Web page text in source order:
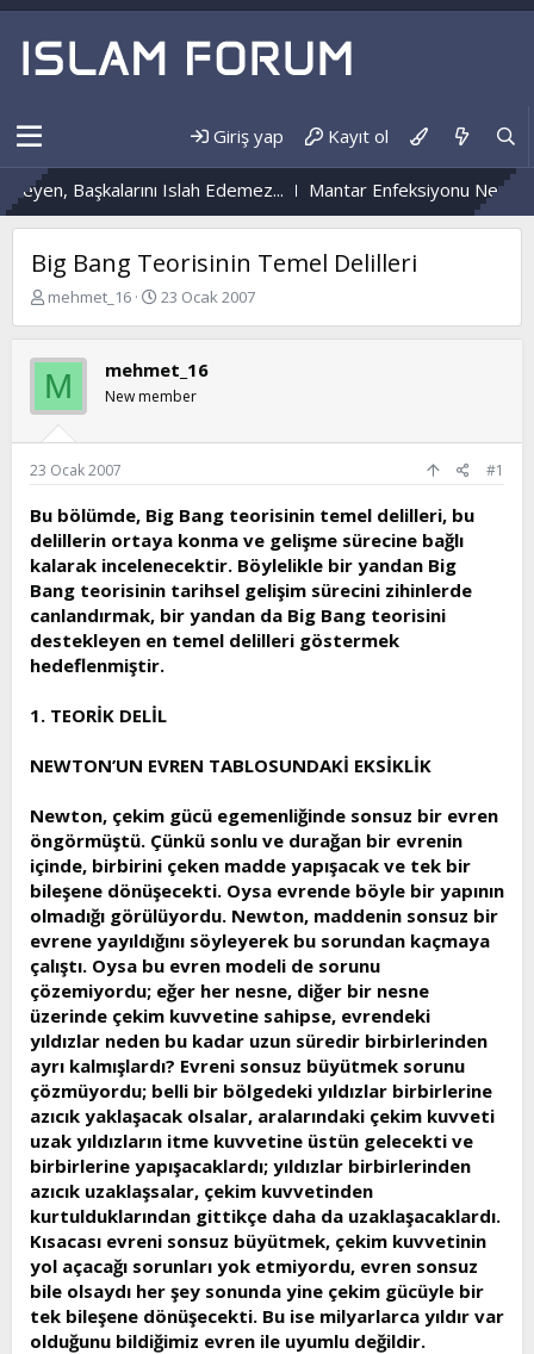
Giriş yap Kayıt ol
Islah Edemez... Mantar Enfeksiyonu Nedir?
Big Bang Teorisinin Temel Delilleri
K
b
u
y
u
b
a
l
a
t
a
n
mehmet_16
B
a
n
ı
a
r
h
i
23 Ocak 2007
M mehmet_16
New member
23 Ocak 2007 #1
Bu bölümde, Big Bang teorisinin temel delilleri, bu
delillerin ortaya konma ve gelişme sürecine bağlı
kalarak incelenecektir. Böylelikle bir yandan Big
Bang teorisinin tarihsel gelişim sürecini zihinlerde
canlandırmak, bir yandan da Big Bang teorisini
destekleyen en temel delilleri göstermek
hedeflenmiştir.
1. TEORİK DELİL
NEWTON’UN EVREN TABLOSUNDAKİ EKSİKLİK
Newton, çekim gücü egemenliğinde sonsuz bir evren
öngörmüştü. Çünkü sonlu ve durağan bir evrenin
içinde, birbirini çeken madde yapışacak ve tek bir
bileşene dönüşecekti. Oysa evrende böyle bir yapının
olmadığı görülüyordu. Newton, maddenin sonsuz bir
evrene yayıldığını söyleyerek bu sorundan kaçmaya
çalıştı. Oysa bu evren modeli de sorunu
çözemiyordu; eğer her nesne, diğer bir nesne
üzerinde çekim kuvvetine sahipse, evrendeki
yıldızlar neden bu kadar uzun süredir birbirlerinden
ayrı kalmışlardı? Evreni sonsuz büyütmek sorunu
çözmüyordu; belli bir bölgedeki yıldızlar birbirlerine
azıcık yaklaşacak olsalar, aralarındaki çekim kuvveti
uzak yıldızların itme kuvvetine üstün gelecekti ve
birbirlerine yapışacaklardı; yıldızlar birbirlerinden
azıcık uzaklaşsalar, çekim kuvvetinden
kurtulduklarından gittikçe daha da uzaklaşacaklardı.
Kısacası evreni sonsuz büyütmek, çekim kuvvetinin
yol açacağı sorunları yok etmiyordu, evren sonsuz
bile olsaydı her şey sonunda yine çekim gücüyle bir
tek bileşene dönüşecekti. Bu ise milyarlarca yıldır var
olduğunu bildiğimiz evren ile uyumlu değildir.